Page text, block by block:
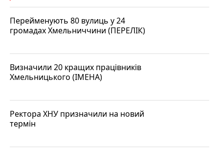
Перейменують 80 вулиць у 24
громадах Хмельниччини (ПЕРЕЛІК)
Визначили 20 кращих працівників
Хмельницького (ІМЕНА)
Ректора ХНУ призначили на новий
термін